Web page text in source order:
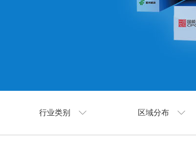
行业类别 区域分布